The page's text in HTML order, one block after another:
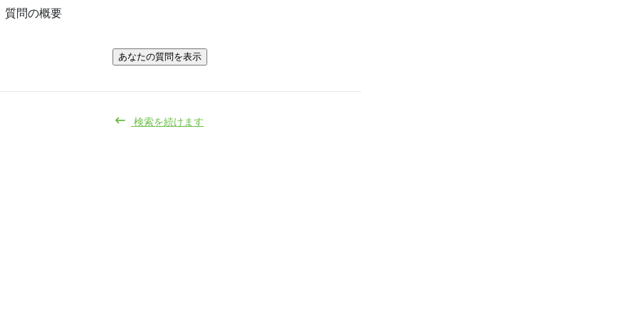
質問の概要
あなたの質問を表示
検索を続けます